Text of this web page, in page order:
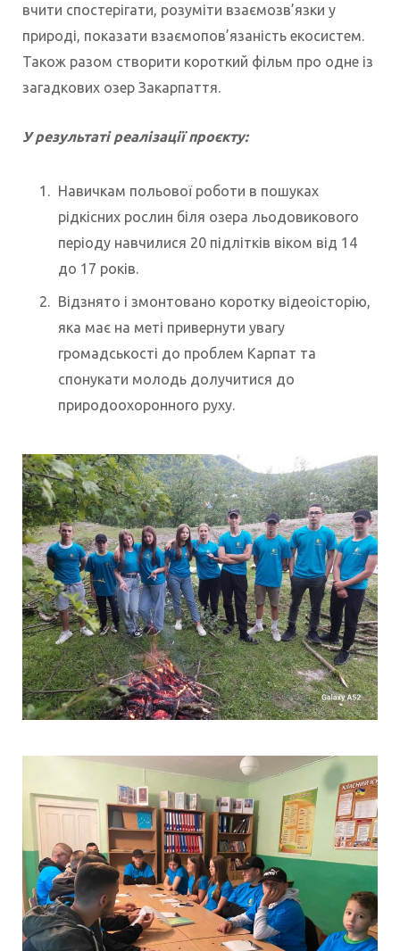
вчити спостерігати, розуміти взаємозв’язки у
природі, показати взаємопов’язаність екосистем.
Також разом створити короткий фільм про одне із
загадкових озер Закарпаття.
У результаті реалізації проєкту:
Навичкам польової роботи в пошуках
рідкісних рослин біля озера льодовикового
періоду навчилися 20 підлітків віком від 14
до 17 років.
Відзнято і змонтовано коротку відеоісторію,
яка має на меті привернути увагу
громадськості до проблем Карпат та
спонукати молодь долучитися до
природоохоронного руху.